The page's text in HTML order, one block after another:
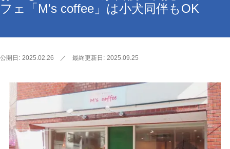
フェ「M's coffee」は小犬同伴もOK
公開日: 2025.02.26 ／ 最終更新日: 2025.09.25